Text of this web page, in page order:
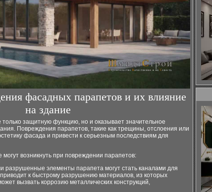
фасадных парапетов и их влияние
на здание
защитную функцию, но и оказывает значительное
Повреждения парапетов, такие как трещины, отслоения или
фасада и привести к серьезным последствиям для
возникнуть при повреждении парапетов:
разрушенные элементы парапета могут стать каналами для
к быстрому разрушению материалов, из которых
вызвать коррозию металлических конструкций,